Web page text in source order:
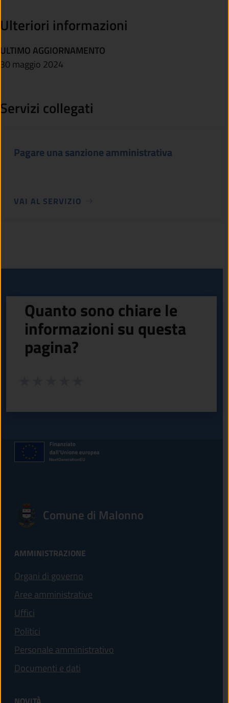
Ulteriori informazioni
ULTIMO AGGIORNAMENTO
30 maggio 2024
Servizi collegati
Pagare una sanzione amministrativa
VAI AL SERVIZIO
Quanto sono chiare le
informazioni su questa
pagina?
Comune di Malonno
AMMINISTRAZIONE
Organi di governo
Aree amministrative
Uffici
Politici
Personale amministrativo
Documenti e dati